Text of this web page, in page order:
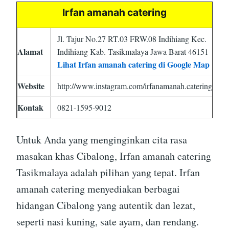
Irfan amanah catering
Alamat
Jl. Tajur No.27 RT.03 FRW.08 Indihiang Kec.
Indihiang Kab. Tasikmalaya Jawa Barat 46151
Lihat Irfan amanah catering di Google Map
Website
http://www.instagram.com/irfanamanah.catering
Kontak 0821-1595-9012
Untuk Anda yang menginginkan cita rasa
masakan khas Cibalong, Irfan amanah catering
Tasikmalaya adalah pilihan yang tepat. Irfan
amanah catering menyediakan berbagai
hidangan Cibalong yang autentik dan lezat,
seperti nasi kuning, sate ayam, dan rendang.